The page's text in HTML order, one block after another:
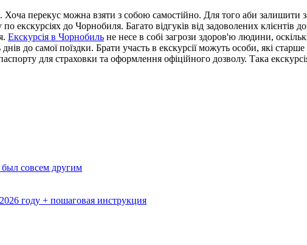
Хоча перекус можна взяти з собою самостійно. Для того аби залишити
екскурсіях до Чорнобиля. Багато відгуків від задоволених
Екскурсія в Чорнобиль не несе в собі загрози здоров'ю людини,
до самої поїздки. Брати участь в екскурсії можуть особи, які
для страховки та оформлення офіційного дозволу. Така
совсем другим
году + пошаговая инструкция